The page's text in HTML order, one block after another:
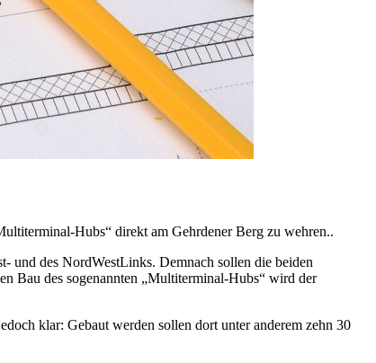
Hubs“ direkt am Gehrdener Berg zu wehren..
und des NordWestLinks. Demnach sollen die beiden
Bau des sogenannten „Multiterminal-Hubs“ wird der
klar: Gebaut werden sollen dort unter anderem zehn 30